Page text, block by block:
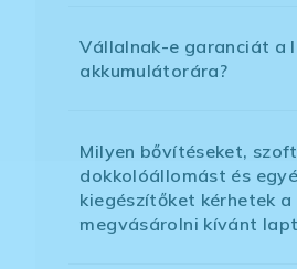
Vállalnak-e garanciát a
akkumulátorára?
Milyen bővítéseket,
dokkolóállomást és
kiegészítőket kérhetek a
megvásárolni kívánt